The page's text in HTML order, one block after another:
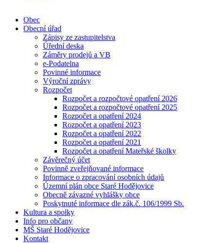
Obec
Obecní úřad
Zápisy ze zastupitelstva
Úřední deska
Záměry prodejů a VB
e-Podatelna
Povinné informace
Výroční zprávy
Rozpočet
Rozpočet a rozpočtové opatření 2026
Rozpočet a rozpočtové opatření 2025
Rozpočet a opatření 2024
Rozpočet a opatření 2023
Rozpočet a opatření 2022
Rozpočet a opatření 2021
Rozpočet a opatření Mateřské školky
Závěrečný účet
Povinně zveřejňované informace
Informace o zpracování osobních údajů
Územní plán obce Staré Hodějovice
Obecně závazné vyhlášky obce
Poskytnuté informace dle zák.č. 106/1999 Sb.
Kultura a spolky
Info pro občany
MŠ Staré Hodějovice
Kontakt